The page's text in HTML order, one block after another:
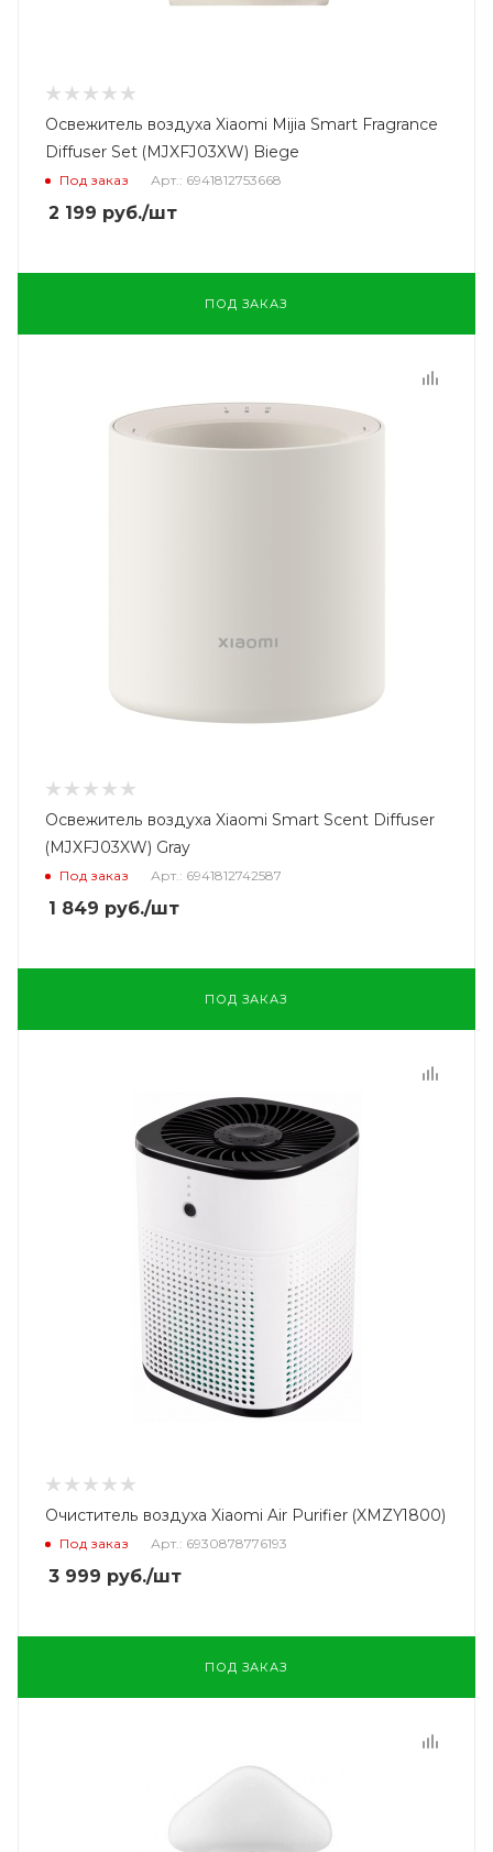
Освежитель воздуха Xiaomi Mijia Smart Fragrance
Diffuser Set (MJXFJ03XW) Biege
Под заказ Арт.: 6941812753668
2 199 руб./шт
ПОД ЗАКАЗ
Освежитель воздуха Xiaomi Smart Scent Diffuser
(MJXFJ03XW) Gray
Под заказ Арт.: 6941812742587
1 849 руб./шт
ПОД ЗАКАЗ
Очиститель воздуха Xiaomi Air Purifier (XMZY1800)
Под заказ Арт.: 6930878776193
3 999 руб./шт
ПОД ЗАКАЗ